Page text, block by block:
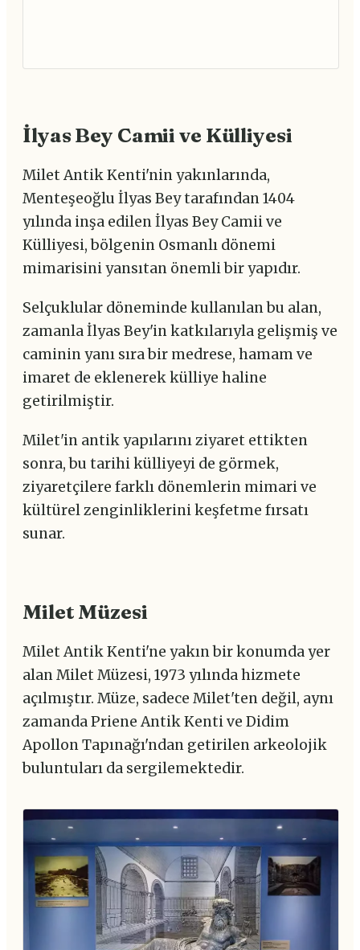
İlyas Bey Camii ve Külliyesi
Milet Antik Kenti'nin yakınlarında,
Menteşeoğlu İlyas Bey tarafından 1404
yılında inşa edilen İlyas Bey Camii ve
Külliyesi, bölgenin Osmanlı dönemi
mimarisini yansıtan önemli bir yapıdır.
Selçuklular döneminde kullanılan bu alan,
zamanla İlyas Bey'in katkılarıyla gelişmiş ve
caminin yanı sıra bir medrese, hamam ve
imaret de eklenerek külliye haline
getirilmiştir.
Milet'in antik yapılarını ziyaret ettikten
sonra, bu tarihi külliyeyi de görmek,
ziyaretçilere farklı dönemlerin mimari ve
kültürel zenginliklerini keşfetme fırsatı
sunar.
Milet Müzesi
Milet Antik Kenti'ne yakın bir konumda yer
alan Milet Müzesi, 1973 yılında hizmete
açılmıştır. Müze, sadece Milet'ten değil, aynı
zamanda Priene Antik Kenti ve Didim
Apollon Tapınağı'ndan getirilen arkeolojik
buluntuları da sergilemektedir.